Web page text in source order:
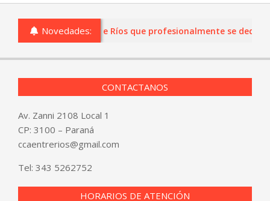
Novedades:
o comercios de Entre Ríos que profesionalmente se
CONTACTANOS
Av. Zanni 2108 Local 1
CP: 3100 – Paraná
ccaentrerios@gmail.com
Tel: 343 5262752
HORARIOS DE ATENCIÓN